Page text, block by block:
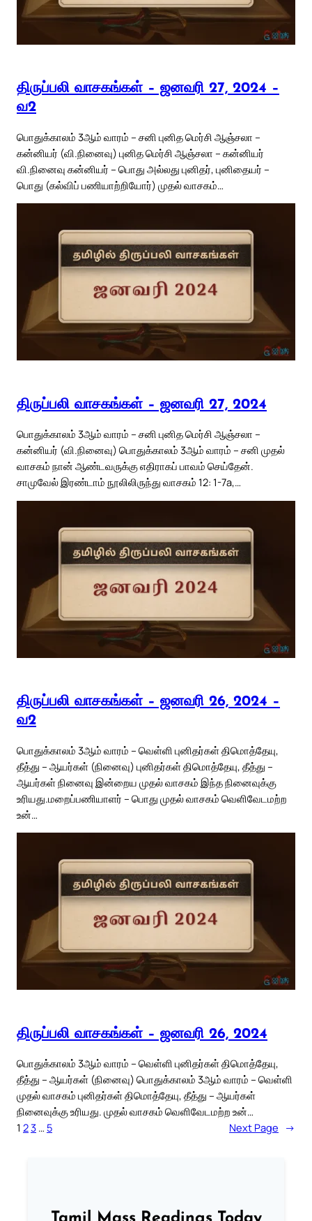
திருப்பலி வாசகங்கள் – ஜனவரி 27, 2024 –
வ2
பொதுக்காலம் 3ஆம் வாரம் – சனி புனித மெர்சி ஆஞ்சலா –
கன்னியர் (வி.நினைவு) புனித மெர்சி ஆஞ்சலா – கன்னியர்
வி.நினைவு கன்னியர் – பொது அல்லது புனிதர், புனிதையர் –
பொது (கல்விப் பணியாற்றியோர்) முதல் வாசகம்…
திருப்பலி வாசகங்கள் – ஜனவரி 27, 2024
பொதுக்காலம் 3ஆம் வாரம் – சனி புனித மெர்சி ஆஞ்சலா –
கன்னியர் (வி.நினைவு) பொதுக்காலம் 3ஆம் வாரம் – சனி முதல்
வாசகம் நான் ஆண்டவருக்கு எதிராகப் பாவம் செய்தேன்.
சாமுவேல் இரண்டாம் நூலிலிருந்து வாசகம் 12: 1-7a,…
திருப்பலி வாசகங்கள் – ஜனவரி 26, 2024 –
வ2
பொதுக்காலம் 3ஆம் வாரம் – வெள்ளி புனிதர்கள் திமொத்தேயு,
தீத்து – ஆயர்கள் (நினைவு) புனிதர்கள் திமொத்தேயு, தீத்து –
ஆயர்கள் நினைவு இன்றைய முதல் வாசகம் இந்த நினைவுக்கு
உரியது.மறைப்பணியாளர் – பொது முதல் வாசகம் வெளிவேடமற்ற
உன்…
திருப்பலி வாசகங்கள் – ஜனவரி 26, 2024
பொதுக்காலம் 3ஆம் வாரம் – வெள்ளி புனிதர்கள் திமொத்தேயு,
தீத்து – ஆயர்கள் (நினைவு) பொதுக்காலம் 3ஆம் வாரம் – வெள்ளி
முதல் வாசகம் புனிதர்கள் திமொத்தேயு, தீத்து – ஆயர்கள்
நினைவுக்கு உரியது. முதல் வாசகம் வெளிவேடமற்ற உன்…
1 23 … 5 Next Page →